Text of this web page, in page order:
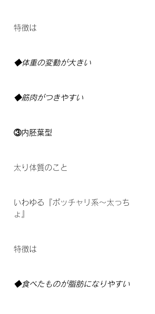
特徴は
◆体重の変動が大きい
◆筋肉がつきやすい
③内胚葉型
太り体質のこと
いわゆる『ポッチャリ系～太っち
ょ』
特徴は
◆食べたものが脂肪になりやすい